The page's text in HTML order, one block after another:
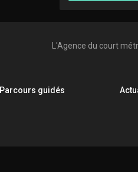
L'Agence du court
Parcours guidés